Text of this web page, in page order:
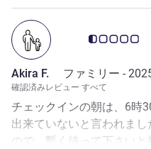
制なんてずいぶん前から
いきなり注意喚起のメー
る羽目になり同伴者に凄い
時に「明日の朝のご出発
てくれるのが筋だと思った
お客さまの声
Akira F. ファミリー -
確認済みレビュー すべて
チェックインの朝は、6時
出来ていないと言われま
ので、暫く待って下さい